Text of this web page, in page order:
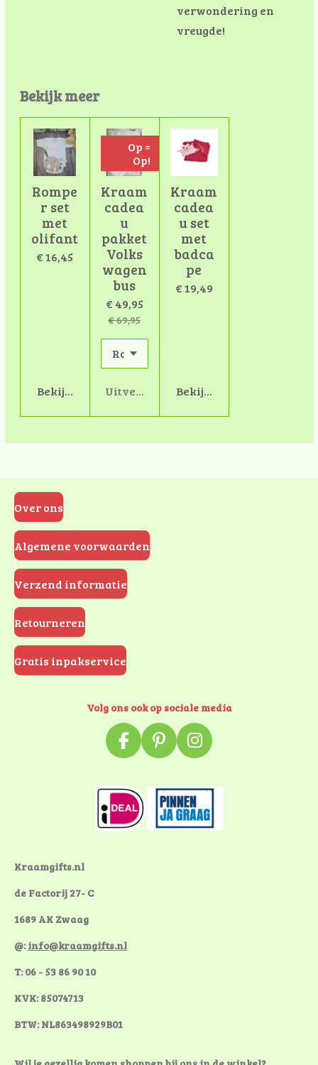
verwondering en
vreugde!
Bekijk meer
Rompe
r set
met
olifant
€ 16,45
Bekijk details
Op =
Op!
Kraam
cadea
u
pakket
Volks
wagen
bus
€ 49,95
€ 69,95
Uitverkocht
Kraam
cadea
u set
met
badca
pe
€ 19,49
Bekijk details
Over ons
Algemene voorwaarden
Verzend informatie
Retourneren
Gratis inpakservice
Volg ons ook op sociale media
F
a
c
e
b
o
P
i
n
t
e
r
I
n
s
t
a
g
Kraamgifts.nl
de Factorij 27- C
1689 AK Zwaag
@:info@kraamgifts.nl
T: 06 - 53 86 90 10
KVK: 85074713
BTW: NL863498929B01